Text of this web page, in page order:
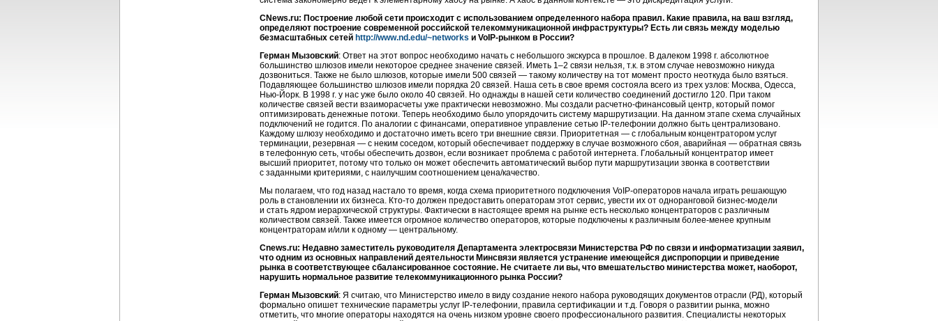
CNews.ru: Построение любой сети происходит с использованием определенного набора правил. Какие правила, на ваш взгляд,
определяют построение современной российской телекоммуникационной инфраструктуры? Есть ли связь между моделью
безмасштабных сетей http://www.nd.edu/~networks и VoIP-рынком в России?
Герман Мызовский: Ответ на этот вопрос необходимо начать с небольшого экскурса в прошлое. В далеком 1998 г. абсолютное
большинство шлюзов имели некоторое среднее значение связей. Иметь 1–2 связи нельзя, т.к. в этом случае невозможно никуда
дозвониться. Также не было шлюзов, которые имели 500 связей — такому количеству на тот момент просто неоткуда было взяться.
Подавляющее большинство шлюзов имели порядка 20 связей. Наша сеть в свое время состояла всего из трех узлов: Москва, Одесса,
Нью-Йорк. В 1998 г. у нас уже было около 40 связей. Но однажды в нашей сети количество соединений достигло 120. При таком
количестве связей вести взаиморасчеты уже практически невозможно. Мы создали расчетно-финансовый центр, который помог
оптимизировать денежные потоки. Теперь необходимо было упорядочить систему маршрутизации. На данном этапе схема случайных
подключений не годится. По аналогии с финансами, оперативное управление сетью IP-телефонии должно быть централизовано.
Каждому шлюзу необходимо и достаточно иметь всего три внешние связи. Приоритетная — с глобальным концентратором услуг
терминации, резервная — с неким соседом, который обеспечивает поддержку в случае возможного сбоя, аварийная — обратная связь
в телефонную сеть, чтобы обеспечить дозвон, если возникает проблема с работой интернета. Глобальный концентратор имеет
высший приоритет, потому что только он может обеспечить автоматический выбор пути маршрутизации звонка в соответствии
с заданными критериями, с наилучшим соотношением цена/качество.
Мы полагаем, что год назад настало то время, когда схема приоритетного подключения VoIP-операторов начала играть решающую
роль в становлении их бизнеса. Кто-то должен предоставить операторам этот сервис, увести их от одноранговой бизнес-модели
и стать ядром иерархической структуры. Фактически в настоящее время на рынке есть несколько концентраторов с различным
количеством связей. Также имеется огромное количество операторов, которые подключены к различным более-менее крупным
концентраторам и/или к одному — центральному.
Cnews.ru: Недавно заместитель руководителя Департамента электросвязи Министерства РФ по связи и информатизации заявил,
что одним из основных направлений деятельности Минсвязи является устранение имеющейся диспропорции и приведение
рынка в соответствующее сбалансированное состояние. Не считаете ли вы, что вмешательство министерства может, наоборот,
нарушить нормальное развитие телекоммуникационного рынка России?
Герман Мызовский: Я считаю, что Министерство имело в виду создание некого набора руководящих документов отрасли (РД), который
формально опишет технические параметры услуг IP-телефонии, правила сертификации и т.д. Говоря о развитии рынка, можно
отметить, что многие операторы находятся на очень низком уровне своего профессионального развития. Специалисты некоторых